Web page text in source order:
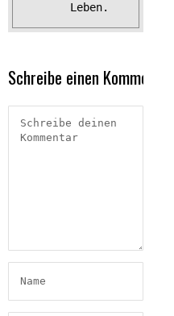
Leben.
Schreibe einen Kommentar